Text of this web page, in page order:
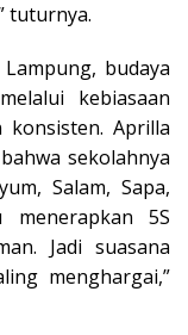
tuturnya.
budaya
kebiasaan
konsisten. Aprilla
sekolahnya
Salam, Sapa,
menerapkan 5S
Jadi suasana
menghargai,”